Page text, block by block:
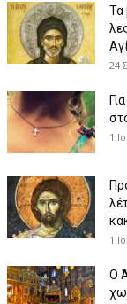
Τα
24
1
1
Ο